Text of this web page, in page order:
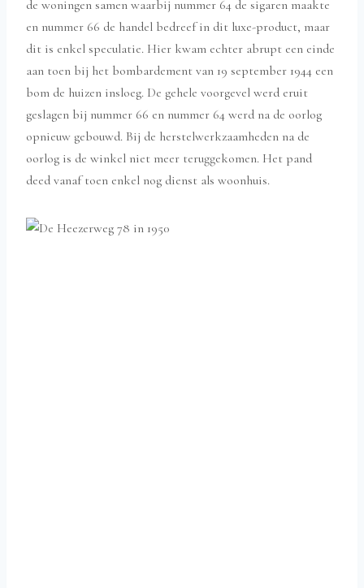
de woningen samen waarbij nummer 64 de sigaren maakte
en nummer 66 de handel bedreef in dit luxe-product, maar
dit is enkel speculatie. Hier kwam echter abrupt een einde
aan toen bij het bombardement van 19 september 1944 een
bom de huizen insloeg. De gehele voorgevel werd eruit
geslagen bij nummer 66 en nummer 64 werd na de oorlog
opnieuw gebouwd. Bij de herstelwerkzaamheden na de
oorlog is de winkel niet meer teruggekomen. Het pand
deed vanaf toen enkel nog dienst als woonhuis.